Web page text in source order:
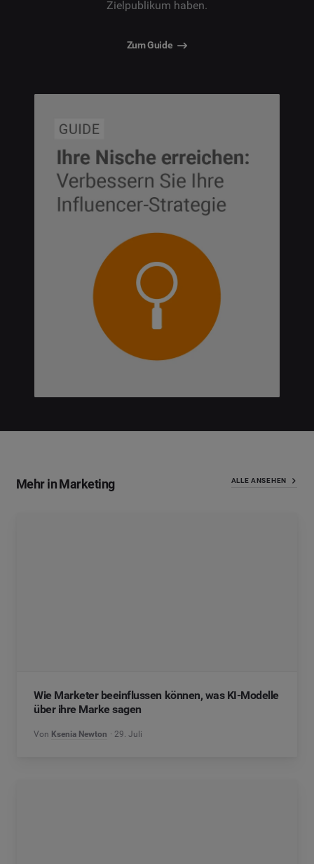
Zielpublikum haben.
Zum Guide
Mehr in Marketing ALLE ANSEHEN
Wie Marketer beeinflussen können, was KI-Modelle
über ihre Marke sagen
Von Ksenia Newton 29. Juli